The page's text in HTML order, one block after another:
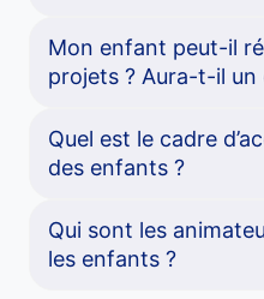
Mon enfant peut-il
projets ? Aura-t-il
Quel est le cadre
des enfants ?
Qui sont les
les enfants ?